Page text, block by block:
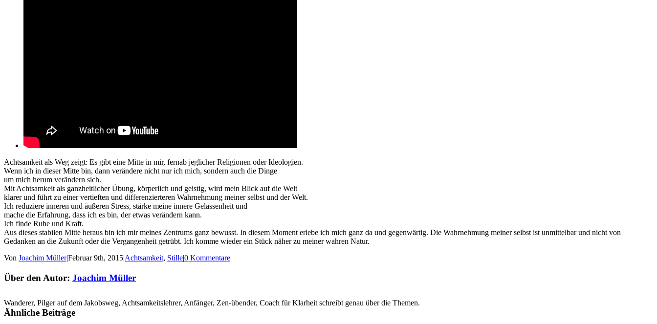
Achtsamkeit als Weg zeigt: Es gibt eine Mitte in mir, fernab jeglicher Religionen oder Ideologien.
Wenn ich in dieser Mitte bin, dann verändere nicht nur ich mich, sondern auch die Dinge
um mich herum verändern sich.
Mit Achtsamkeit als ganzheitlicher Übung, körperlich und geistig, wird mein Blick auf die Welt
klarer und führt zu einer vertieften und differenzierteren Wahrnehmung meiner selbst und der Welt.
Ich reduziere inneren und äußeren Stress, stärke meine innere Gelassenheit und
mache die Erfahrung, dass ich es bin, der etwas verändern kann.
Ich finde Ruhe und Kraft.
Aus dieses stabilen Mitte heraus bin ich mir meines Zentrums ganz bewusst. In diesem Moment erlebe ich mich ganz da und gegenwärtig. Die Wahrnehmung meiner selbst ist unmittelbar und nicht von
Gedanken an die Zukunft oder die Vergangenheit getrübt. Ich komme wieder ein Stück näher zu meiner wahren Natur.
Von Joachim Müller|Februar 9th, 2015|Achtsamkeit, Stille|0 Kommentare
Über den Autor: Joachim Müller
Wanderer, Pilger auf dem Jakobsweg, Achtsamkeitslehrer, Anfänger, Zen-übender, Coach für Klarheit schreibt genau über die Themen.
Ähnliche Beiträge